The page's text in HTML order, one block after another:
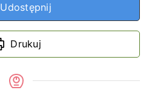
Udostępnij
Drukuj